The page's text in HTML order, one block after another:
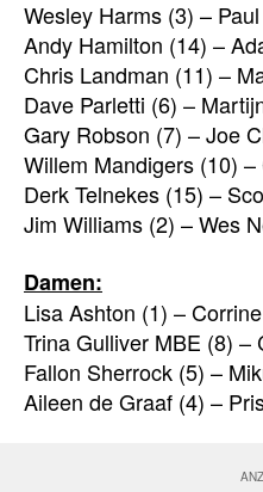
Wesley Harms (3) –
Andy Hamilton (14) –
Chris Landman (11) –
Dave Parletti (6) –
Gary Robson (7) – Joe
Willem Mandigers (10)
Derk Telnekes (15) –
Jim Williams (2) – Wes
Damen:
Lisa Ashton (1) –
Trina Gulliver MBE (8) –
Fallon Sherrock (5) –
Aileen de Graaf (4) –